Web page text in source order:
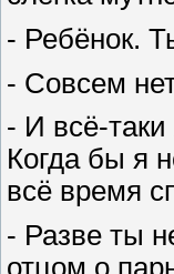
- Ребёнок.
- Совсем
- И всё-
Когда бы я
всё время
- Разве ты
отцом о